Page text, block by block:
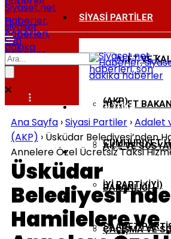
Siyaset.net
–
Haberler,
siyaset
haberleri,
son
dakika
haberler
SIYASI PARTILER
ADALET VE
(AKP)
CUMHURIYET
İYI PARTI (İYİ)
SAADET
BAKANLIKLAR
ADALET
AILE VE
BAKANLIĞI
ÇALIŞMA VE
DIŞ POLITIKA
EKONOMI
GÜNDEM
Ana Sayfa ›Siyasi Partiler ›Adalet
(AKP) › Üsküdar Belediyesi’nden
Annelere Özel Ücretsiz Taksi
Üsküdar
Hamilelere ve